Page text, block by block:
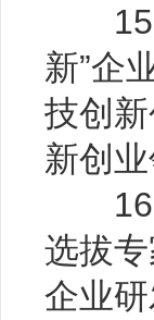
15.
新”企
技创
新创
16.
选拔
企业